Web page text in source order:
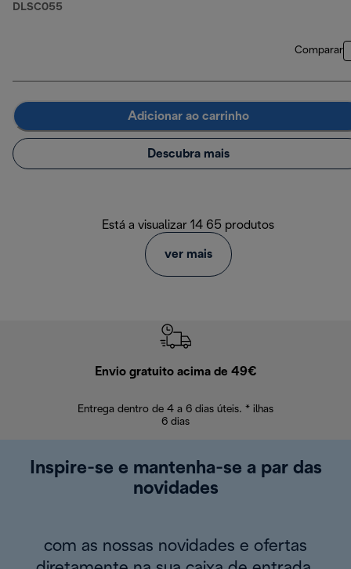
DLSC055
Comparar
Adicionar ao carrinho
Descubra mais
Está a visualizar 14 65 produtos
ver mais
Envio gratuito acima de 49€
Entrega dentro de 4 a 6 dias úteis. * ilhas
6 dias
Inspire-se e mantenha-se a par das
novidades
com as nossas novidades e ofertas